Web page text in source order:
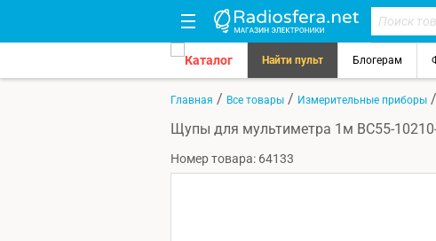
Каталог Найти пульт Блогерам
Главная / Все товары / Измерительные приборы /
Щупы для мультиметра 1м BC55-
Номер товара: 64133